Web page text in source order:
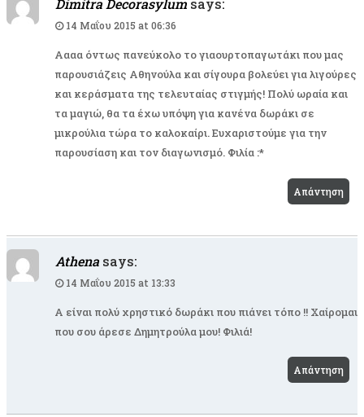
Dimitra Decorasylum says:
14 Μαΐου 2015 at 06:36
Αααα όντως πανεύκολο το γιαουρτοπαγωτάκι που μας
παρουσιάζεις Αθηνούλα και σίγουρα βολεύει για λιγούρες
και κεράσματα της τελευταίας στιγμής! Πολύ ωραία και
τα μαγιώ, θα τα έχω υπόψη για κανένα δωράκι σε
μικρούλια τώρα το καλοκαίρι. Ευχαριστούμε για την
παρουσίαση και τον διαγωνισμό. Φιλία :*
Απάντηση
Athena says:
14 Μαΐου 2015 at 13:33
Α είναι πολύ χρηστικό δωράκι που πιάνει τόπο !! Χαίρομαι
που σου άρεσε Δημητρούλα μου! Φιλιά!
Απάντηση